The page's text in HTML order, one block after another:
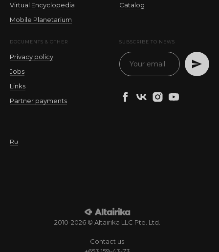
Virtual Encyclopedia
Mobile Planetarium
Catalog
DOCUMENTS & OTHER
Privacy policy
Jobs
Links
Partner payments
SUBSCRIBE TO NEWS
Ru
2010-2026 © Altairika LLC Pte. Ltd.
Contact us